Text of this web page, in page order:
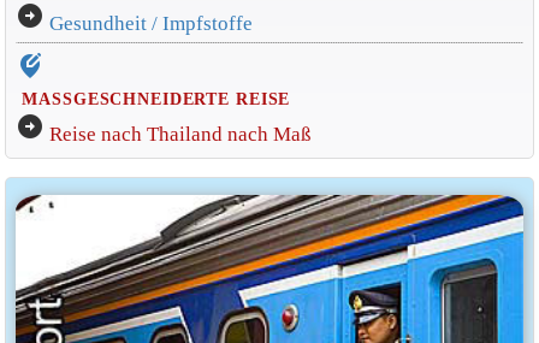
arrow_circle_right Gesundheit / Impfstoffe
edit_location_alt
MASSGESCHNEIDERTE REISE
arrow_circle_right Reise nach Thailand nach Maß